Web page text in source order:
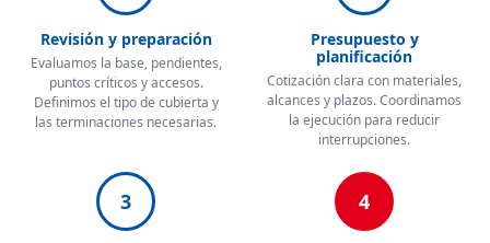
Revisión y preparación
Evaluamos la base, pendientes,
puntos críticos y accesos.
Definimos el tipo de cubierta y
las terminaciones necesarias.
Presupuesto y
planificación
Cotización clara con materiales,
alcances y plazos. Coordinamos
la ejecución para reducir
interrupciones.
3 4